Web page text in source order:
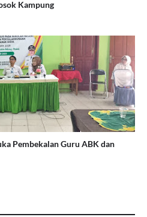
Kampung
Pembekalan Guru ABK dan